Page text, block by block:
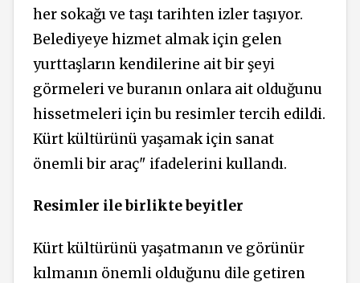
her sokağı ve taşı tarihten izler taşıyor.
Belediyeye hizmet almak için gelen
yurttaşların kendilerine ait bir şeyi
görmeleri ve buranın onlara ait olduğunu
hissetmeleri için bu resimler tercih edildi.
Kürt kültürünü yaşamak için sanat
önemli bir araç" ifadelerini kullandı.
Resimler ile birlikte beyitler
Kürt kültürünü yaşatmanın ve görünür
kılmanın önemli olduğunu dile getiren